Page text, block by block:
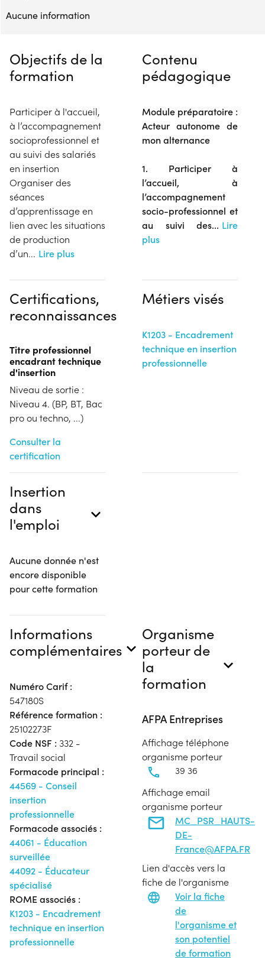
Aucune information
Objectifs de la
formation
Participer à l'accueil,
à l’accompagnement
socioprofessionnel et
au suivi des salariés
en insertion
Organiser des
séances
d’apprentissage en
lien avec les situations
de production
d’un... Lire plus
Contenu
pédagogique
Module préparatoire :
Acteur autonome de
mon alternance
1. Participer à
l’accueil, à
l’accompagnement
socio-professionnel et
au suivi des... Lire
plus
Certifications,
reconnaissances
Titre professionnel
encadrant technique
d'insertion
Niveau de sortie :
Niveau 4. (BP, BT, Bac
pro ou techno, ...)
Consulter la
certification
Métiers visés
K1203 - Encadrement
technique en insertion
professionnelle
Insertion
dans
l'emploi
Aucune donnée n'est
encore disponible
pour cette formation
Informations
complémentaires
Numéro Carif :
547180S
Référence formation :
25102273F
Code NSF : 332 -
Travail social
Formacode principal :
44569 - Conseil
insertion
professionnelle
Formacode associés :
44061 - Éducation
surveillée
44092 - Éducateur
spécialisé
ROME associés :
K1203 - Encadrement
technique en insertion
professionnelle
Organisme
porteur de
la
formation
AFPA Entreprises
Affichage téléphone
organisme porteur
39 36
Affichage email
organisme porteur
MC_PSR_HAUTS-
DE-
France@AFPA.FR
Lien d'accès vers la
fiche de l'organisme
Voir la fiche
de
l'organisme et
son potentiel
de formation